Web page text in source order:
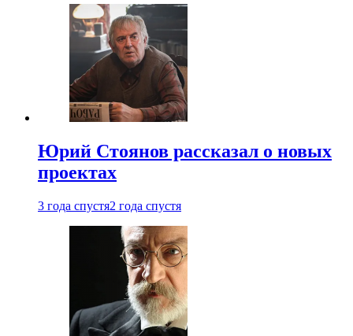
Юрий Стоянов рассказал о новых
проектах
3 года спустя2 года спустя